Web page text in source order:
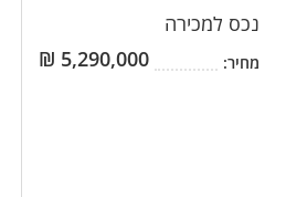
נכס למכירה
מחיר: 5,290,000
₪